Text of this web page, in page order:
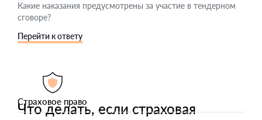
Какие наказания предусмотрены за участие в тендерном
сговоре?
Перейти к ответу
Страховое право
Что делать, если страховая